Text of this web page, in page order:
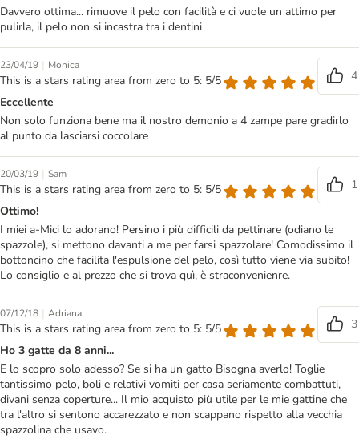
Davvero ottima... rimuove il pelo con facilità e ci vuole un attimo per
pulirla, il pelo non si incastra tra i dentini
23/04/19 | Monica
This is a stars rating area from zero to 5: 5/5
4
Eccellente
Non solo funziona bene ma il nostro demonio a 4 zampe pare gradirlo
al punto da lasciarsi coccolare
20/03/19 | Sam
This is a stars rating area from zero to 5: 5/5
1
Ottimo!
I miei a-Mici lo adorano! Persino i più difficili da pettinare (odiano le
spazzole), si mettono davanti a me per farsi spazzolare! Comodissimo il
bottoncino che facilita l'espulsione del pelo, così tutto viene via subito!
Lo consiglio e al prezzo che si trova quì, è straconvenienre.
07/12/18 | Adriana
This is a stars rating area from zero to 5: 5/5
3
Ho 3 gatte da 8 anni...
E lo scopro solo adesso? Se si ha un gatto Bisogna averlo! Toglie
tantissimo pelo, boli e relativi vomiti per casa seriamente combattuti,
divani senza coperture... Il mio acquisto più utile per le mie gattine che
tra l'altro si sentono accarezzato e non scappano rispetto alla vecchia
spazzolina che usavo.